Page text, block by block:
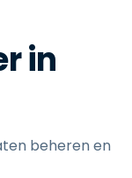
in
beheren en